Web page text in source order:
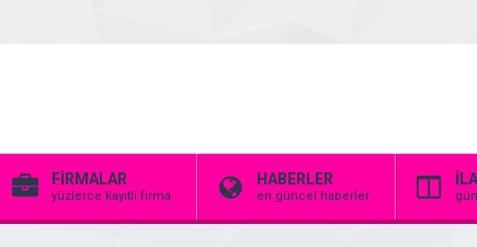
FİRMALAR
yüzlerce kayıtlı firma
HABERLER
en güncel haberler